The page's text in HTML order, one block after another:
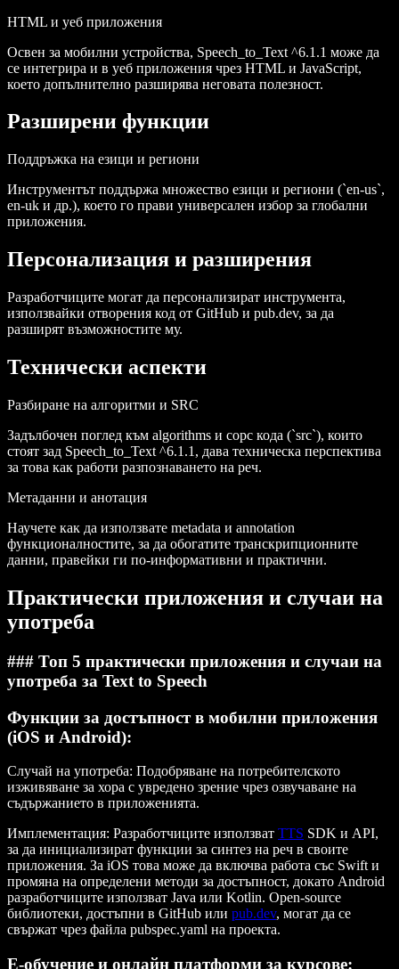
HTML и уеб приложения
Освен за мобилни устройства, Speech_to_Text ^6.1.1 може да
се интегрира и в уеб приложения чрез HTML и JavaScript,
което допълнително разширява неговата полезност.
Разширени функции
Поддръжка на езици и региони
Инструментът поддържа множество езици и региони (`en-us`,
en-uk и др.), което го прави универсален избор за глобални
приложения.
Персонализация и разширения
Разработчиците могат да персонализират инструмента,
използвайки отворения код от GitHub и pub.dev, за да
разширят възможностите му.
Технически аспекти
Разбиране на алгоритми и SRC
Задълбочен поглед към algorithms и сорс кода (`src`), които
стоят зад Speech_to_Text ^6.1.1, дава техническа перспектива
за това как работи разпознаването на реч.
Метаданни и анотация
Научете как да използвате metadata и annotation
функционалностите, за да обогатите транскрипционните
данни, правейки ги по-информативни и практични.
Практически приложения и случаи на
употреба
### Топ 5 практически приложения и случаи на
употреба за Text to Speech
Функции за достъпност в мобилни приложения
(iOS и Android):
Случай на употреба: Подобряване на потребителското
изживяване за хора с увредено зрение чрез озвучаване на
съдържанието в приложенията.
Имплементация: Разработчиците използват TTS SDK и API,
за да инициализират функции за синтез на реч в своите
приложения. За iOS това може да включва работа със Swift и
промяна на определени методи за достъпност, докато Android
разработчиците използват Java или Kotlin. Open-source
библиотеки, достъпни в GitHub или pub.dev, могат да се
свържат чрез файла pubspec.yaml на проекта.
E-обучение и онлайн платформи за курсове: